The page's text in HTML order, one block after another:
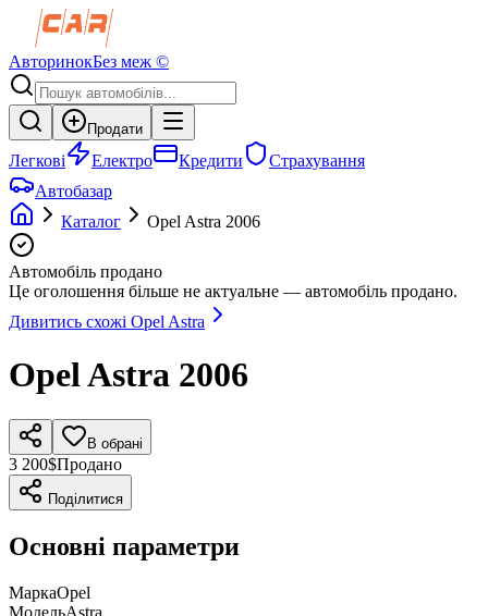
АвторинокБез меж ©
Продати
Легкові Електро Кредити
Страхування
Автобазар
Каталог
Opel Astra 2006
Автомобіль продано
Це оголошення більше не актуальне — автомобіль продано.
Дивитись схожі Opel Astra
OpelAstra 2006
В обрані
3 200$Продано
Поділитися
Основні параметри
МаркаOpel
МодельAstra